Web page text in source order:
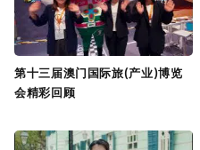
第十三届澳门国际旅(产业)博览
会精彩回顾